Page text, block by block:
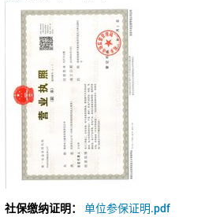
社保缴纳证明： 单位参保证明.pdf